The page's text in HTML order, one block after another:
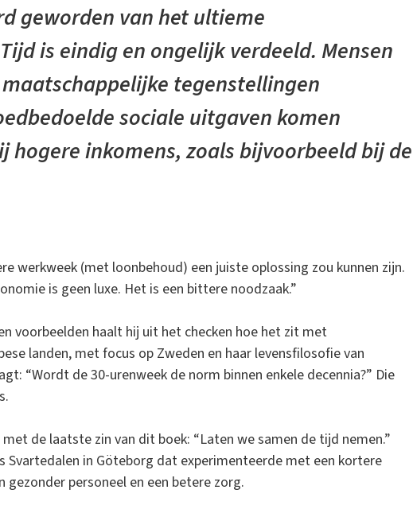
geworden van het ultieme
is eindig en ongelijk verdeeld. Mensen
tegenstellingen
sociale uitgaven komen
inkomens, zoals bijvoorbeeld bij de
werkweek (met loonbehoud) een juiste oplossing zou kunnen zijn.
is geen luxe. Het is een bittere noodzaak.”
voorbeelden haalt hij uit het checken hoe het zit met
landen, met focus op Zweden en haar levensfilosofie van
“Wordt de 30-urenweek de norm binnen enkele decennia?” Die
de laatste zin van dit boek: “Laten we samen de tijd nemen.”
Svartedalen in Göteborg dat experimenteerde met een kortere
gezonder personeel en een betere zorg.